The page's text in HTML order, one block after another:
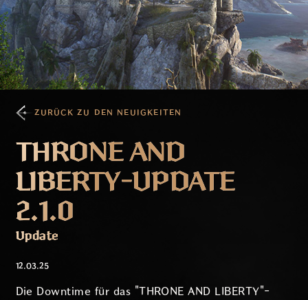
ZURÜCK ZU DEN NEUIGKEITEN
THRONE AND
LIBERTY-UPDATE
2.1.0
Update
12.03.25
Die Downtime für das "THRONE AND LIBERTY"-